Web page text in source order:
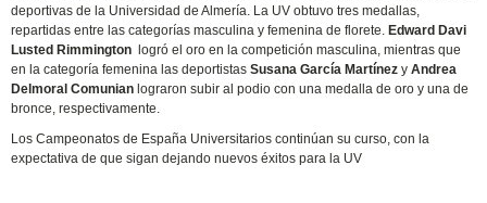
deportivas de la Universidad de Almería. La UV obtuvo tres medallas,
repartidas entre las categorías masculina y femenina de florete.Edward Davi
Lusted Rimmington logró el oro en la competición masculina, mientras que
en la categoría femenina las deportistasSusana García Martínez yAndrea
Delmoral Comunian lograron subir al podio con una medalla de oro y una de
bronce, respectivamente.
Los Campeonatos de España Universitarios continúan su curso, con la
expectativa de que sigan dejando nuevos éxitos para la UV